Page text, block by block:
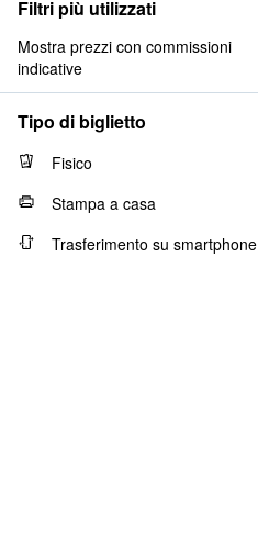
Filtri più utilizzati
Mostra prezzi con commissioni
indicative
Tipo di biglietto
Fisico
Stampa a casa
Trasferimento su smartphone